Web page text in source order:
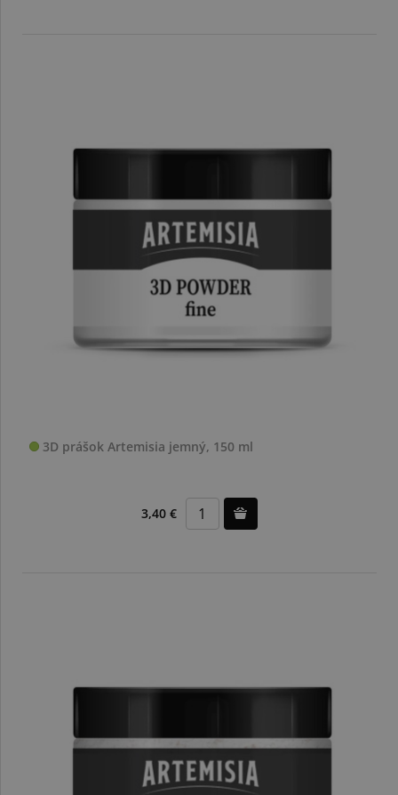
3D prášok Artemisia jemný, 150 ml
3,40 €